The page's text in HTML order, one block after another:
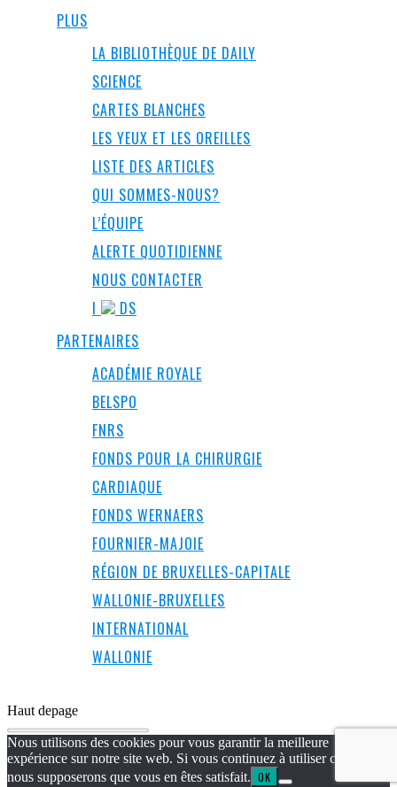
PLUS
LA BIBLIOTHÈQUE DE DAILY
SCIENCE
CARTES BLANCHES
LES YEUX ET LES OREILLES
LISTE DES ARTICLES
QUI SOMMES-NOUS?
L’ÉQUIPE
ALERTE QUOTIDIENNE
NOUS CONTACTER
I
DS
PARTENAIRES
ACADÉMIE ROYALE
BELSPO
FNRS
FONDS POUR LA CHIRURGIE
CARDIAQUE
FONDS WERNAERS
FOURNIER-MAJOIE
RÉGION DE BRUXELLES-CAPITALE
WALLONIE-BRUXELLES
INTERNATIONAL
WALLONIE
Haut depage
Nous utilisons des cookies pour vous garantir la meilleure
expérience sur notre site web. Si vous continuez à utiliser ce site,
nous supposerons que vous en êtes satisfait. OK